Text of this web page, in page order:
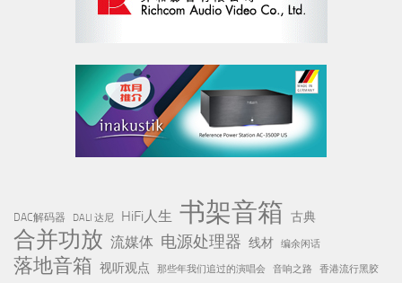
DAC解码器 DALI 达尼 HiFi人生 书架音箱 古典
合并功放 流媒体 电源处理器 线材 编余闲话
落地音箱 视听观点 那些年我们追过的演唱会 音响之路 香港流行黑胶